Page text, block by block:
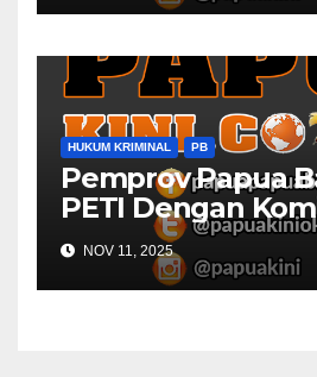
HUKUM KRIMINAL PB
Pemprov Papua
PETI Dengan
NOV 11, 2025